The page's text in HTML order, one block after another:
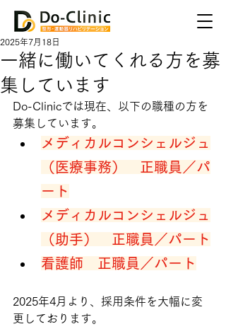
一緒に働いてくれる方を募
集しています
2025年7月18日
Do-Clinicでは現在、以下の職種の方を
募集しています。
メディカルコンシェルジュ
（医療事務）　正職員／パ
ート
メディカルコンシェルジュ
（助手）　正職員／パート
看護師　正職員／パート
2025年4月より、採用条件を大幅に変
更しております。